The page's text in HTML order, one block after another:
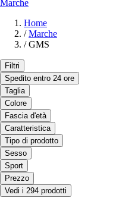
Marche
Home
/ Marche
/ GMS
Filtri
Spedito entro 24 ore
Taglia
Colore
Fascia d'età
Caratteristica
Tipo di prodotto
Sesso
Sport
Prezzo
Vedi i 294 prodotti